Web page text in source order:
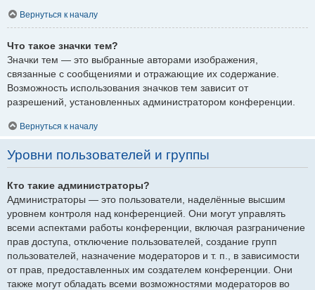
Вернуться к началу
Что такое значки тем?
Значки тем — это выбранные авторами изображения,
связанные с сообщениями и отражающие их содержание.
Возможность использования значков тем зависит от
разрешений, установленных администратором конференции.
Вернуться к началу
Уровни пользователей и группы
Кто такие администраторы?
Администраторы — это пользователи, наделённые высшим
уровнем контроля над конференцией. Они могут управлять
всеми аспектами работы конференции, включая разграничение
прав доступа, отключение пользователей, создание групп
пользователей, назначение модераторов и т. п., в зависимости
от прав, предоставленных им создателем конференции. Они
также могут обладать всеми возможностями модераторов во